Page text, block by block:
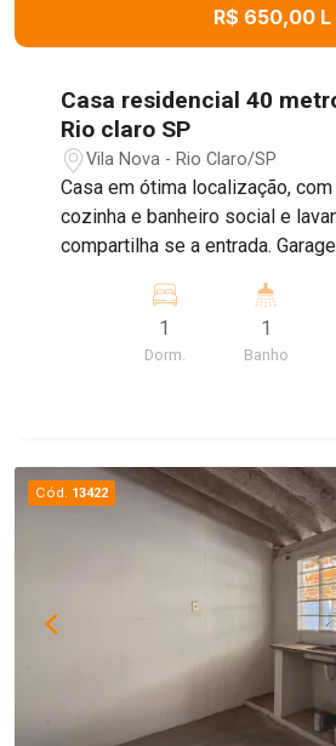
R$ 650,00 L
Casa residencial 40
Rio claro SP
Vila Nova - Rio Claro/SP
Casa em ótima localização,
cozinha e banheiro social e
compartilha se a entrada. Garagem para moto e
1
Dorm.
1
Banho
Cód. 13422